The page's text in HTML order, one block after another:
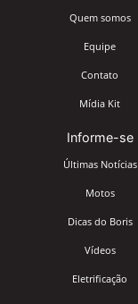
Quem somos
Equipe
Contato
Mídia Kit
Informe-se
Últimas Notícias
Motos
Dicas do Boris
Vídeos
Eletrificação